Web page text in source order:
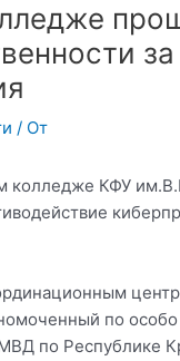
за
/ От
колледже КФУ
по
по Республике